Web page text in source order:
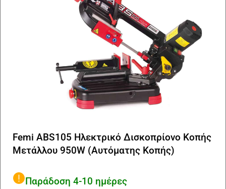
Femi ABS105 Ηλεκτρικό Δισκοπρίονο Κοπής
Μετάλλου 950W (Αυτόματης Κοπής)
Παράδοση 4-10 ημέρες